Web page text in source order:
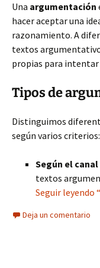
Una argumentación
hacer aceptar una
razonamiento. A
textos
propias para
Tipos de
Distinguimos
según varios criterios:
Según el
textos
Seguir leyendo
Deja un comentario